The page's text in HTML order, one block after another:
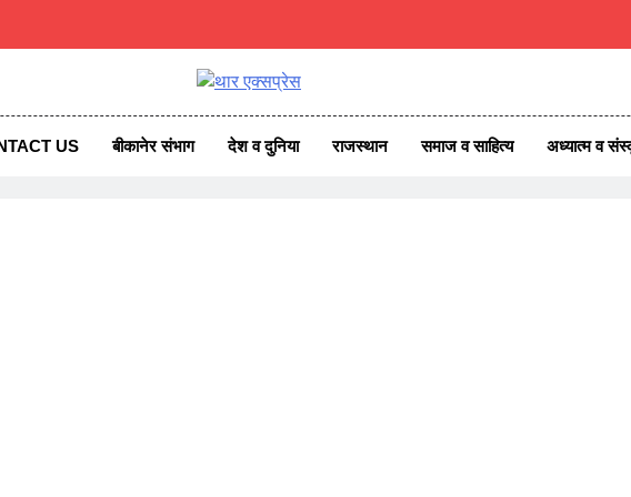
News
US बीकानेर संभाग देश व दुनिया राजस्थान समाज व साहित्य अध्यात्म व